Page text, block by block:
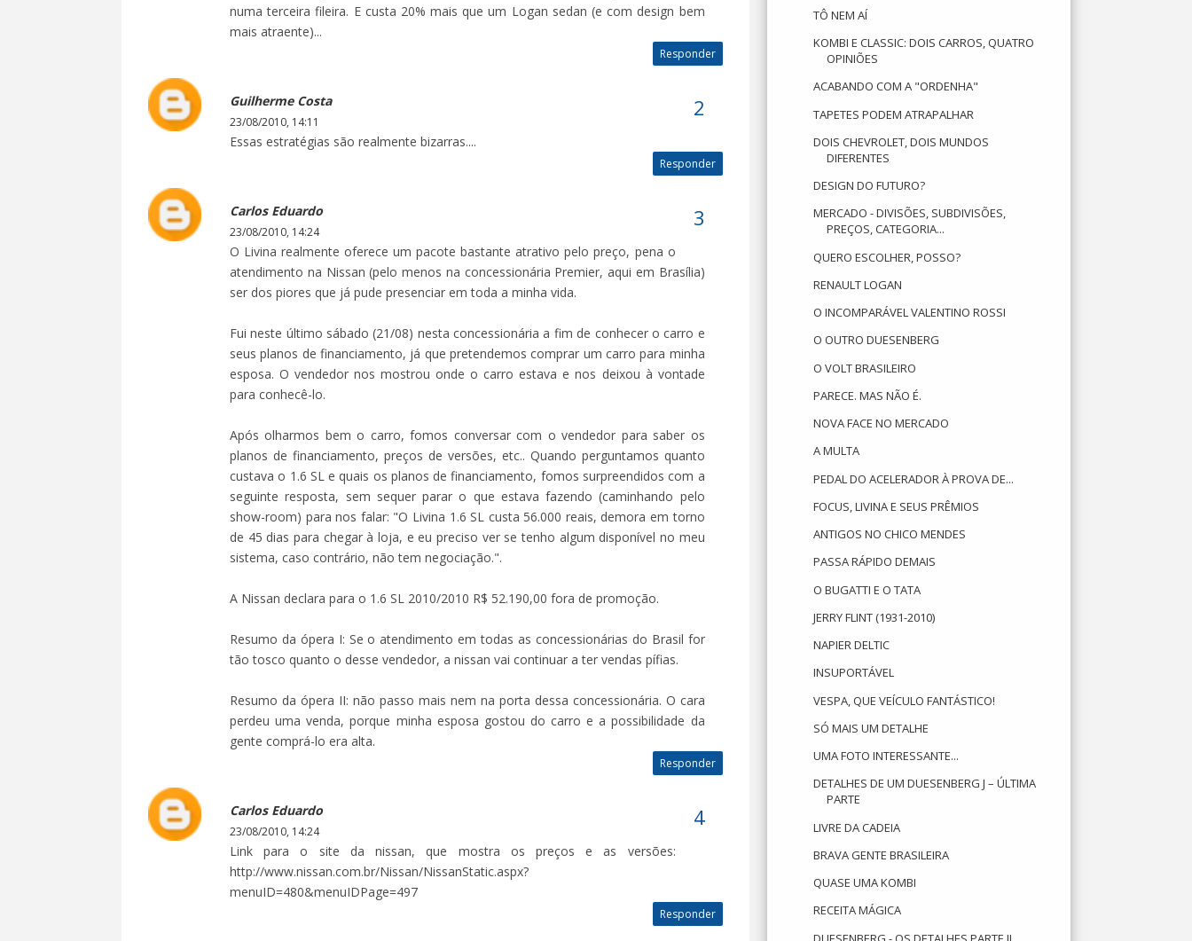
numa terceira fileira. E custa 20% mais que um Logan sedan (e com design bem
mais atraente)...
Responder
Guilherme Costa
23/08/2010, 14:11
Essas estratégias são realmente bizarras....
Responder
Carlos Eduardo
23/08/2010, 14:24
O Livina realmente oferece um pacote bastante atrativo pelo preço, pena o
atendimento na Nissan (pelo menos na concessionária Premier, aqui em Brasília)
ser dos piores que já pude presenciar em toda a minha vida.
Fui neste último sábado (21/08) nesta concessionária a fim de conhecer o carro e
seus planos de financiamento, já que pretendemos comprar um carro para minha
esposa. O vendedor nos mostrou onde o carro estava e nos deixou à vontade
para conhecê-lo.
Após olharmos bem o carro, fomos conversar com o vendedor para saber os
planos de financiamento, preços de versões, etc.. Quando perguntamos quanto
custava o 1.6 SL e quais os planos de financiamento, fomos surpreendidos com a
seguinte resposta, sem sequer parar o que estava fazendo (caminhando pelo
show-room) para nos falar: "O Livina 1.6 SL custa 56.000 reais, demora em torno
de 45 dias para chegar à loja, e eu preciso ver se tenho algum disponível no meu
sistema, caso contrário, não tem negociação.".
A Nissan declara para o 1.6 SL 2010/2010 R$ 52.190,00 fora de promoção.
Resumo da ópera I: Se o atendimento em todas as concessionárias do Brasil for
tão tosco quanto o desse vendedor, a nissan vai continuar a ter vendas pífias.
Resumo da ópera II: não passo mais nem na porta dessa concessionária. O cara
perdeu uma venda, porque minha esposa gostou do carro e a possibilidade da
gente comprá-lo era alta.
Responder
Carlos Eduardo
23/08/2010, 14:24
Link para o site da nissan, que mostra os preços e as versões:
http://www.nissan.com.br/Nissan/NissanStatic.aspx?
menuID=480&menuIDPage=497
Responder
TÔ NEM AÍ
KOMBI E CLASSIC: DOIS CARROS, QUATRO
OPINIÕES
ACABANDO COM A "ORDENHA"
TAPETES PODEM ATRAPALHAR
DOIS CHEVROLET, DOIS MUNDOS
DIFERENTES
DESIGN DO FUTURO?
MERCADO - DIVISÕES, SUBDIVISÕES,
PREÇOS, CATEGORIA...
QUERO ESCOLHER, POSSO?
RENAULT LOGAN
O INCOMPARÁVEL VALENTINO ROSSI
O OUTRO DUESENBERG
O VOLT BRASILEIRO
PARECE. MAS NÃO É.
NOVA FACE NO MERCADO
A MULTA
PEDAL DO ACELERADOR À PROVA DE...
FOCUS, LIVINA E SEUS PRÊMIOS
ANTIGOS NO CHICO MENDES
PASSA RÁPIDO DEMAIS
O BUGATTI E O TATA
JERRY FLINT (1931-2010)
NAPIER DELTIC
INSUPORTÁVEL
VESPA, QUE VEÍCULO FANTÁSTICO!
SÓ MAIS UM DETALHE
UMA FOTO INTERESSANTE...
DETALHES DE UM DUESENBERG J – ÚLTIMA
PARTE
LIVRE DA CADEIA
BRAVA GENTE BRASILEIRA
QUASE UMA KOMBI
RECEITA MÁGICA